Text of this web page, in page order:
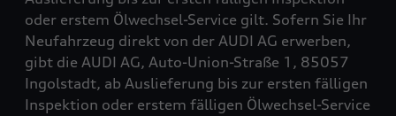
oder erstem Ölwechsel-Service gilt. Sofern Sie Ihr
Neufahrzeug direkt von der AUDI AG erwerben,
gibt die AUDI AG, Auto-Union-Straße 1, 85057
Ingolstadt, ab Auslieferung bis zur ersten fälligen
Inspektion oder erstem fälligen Ölwechsel-Service